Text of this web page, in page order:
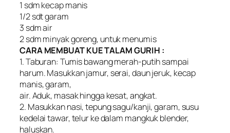
1 sdm kecap manis
1/2 sdt garam
3 sdm air
2 sdm minyak goreng, untuk menumis
CARA MEMBUAT KUE TALAM GURIH :
1. Taburan: Tumis bawang merah-putih sampai
harum. Masukkan jamur, serai, daun jeruk, kecap
manis, garam,
air. Aduk, masak hingga kesat, angkat.
2. Masukkan nasi, tepung sagu/kanji, garam, susu
kedelai tawar, telur ke dalam mangkuk blender,
haluskan.